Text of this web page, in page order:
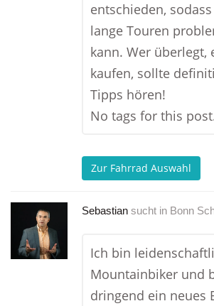
entschieden,
lange Touren
kann. Wer überlegt,
kaufen, sollte
Tipps hören!
No tags for this
Zur Fahrrad Auswahl
Sebastian sucht in Bonn
Ich bin
Mountainbiker und
dringend ein neues